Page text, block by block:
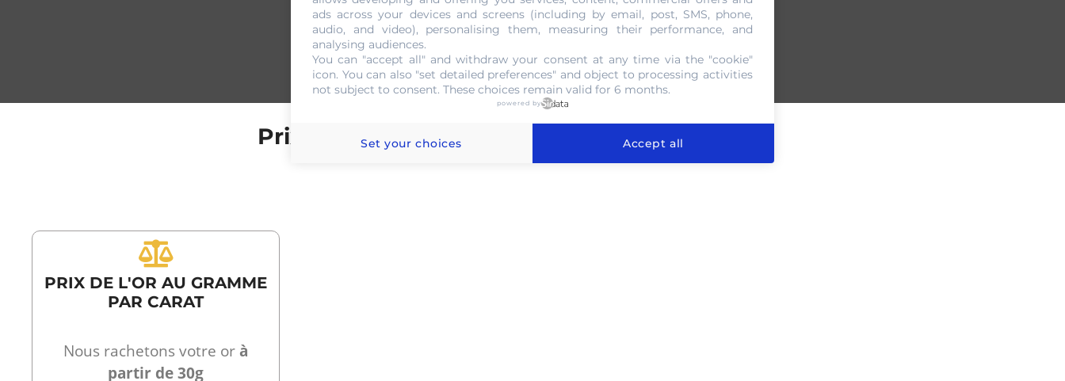
NOUS CONTACTER
Prix de l'or au gramme à Chartres
PRIX DE L'OR AU GRAMME
PAR CARAT
Nous rachetons votre orà
partir de 30g
ads across your devices and screens (including by email, post, SMS, phone,
audio, and video), personalising them, measuring their performance, and
analysing audiences.
You can "accept all" and withdraw your consent at any time via the "cookie"
icon. You can also "set detailed preferences" and object to processing activities
not subject to consent. These choices remain valid for 6 months.
powered by
Set your choices Accept all